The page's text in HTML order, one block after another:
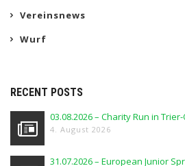
Vereinsnews
Wurf
RECENT POSTS
03.08.2026 – Charity Run in Trier-
4. August 2026
31.07.2026 – European Junior